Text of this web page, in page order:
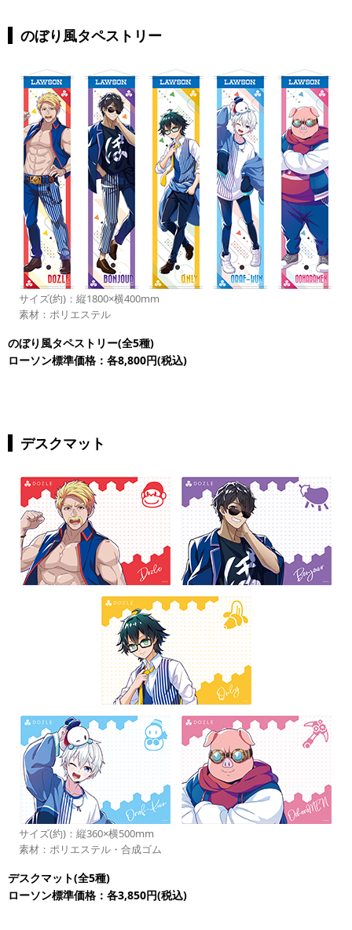
のぼり風タペストリー
サイズ(約)：縦1800×横400mm
素材：ポリエステル
のぼり風タペストリー(全5種)
ローソン標準価格：各8,800円(税込)
デスクマット
サイズ(約)：縦360×横500mm
素材：ポリエステル・合成ゴム
デスクマット(全5種)
ローソン標準価格：各3,850円(税込)